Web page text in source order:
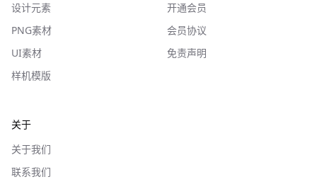
设计元素
PNG素材
UI素材
样机模版
开通会员
会员协议
免责声明
关于
关于我们
联系我们